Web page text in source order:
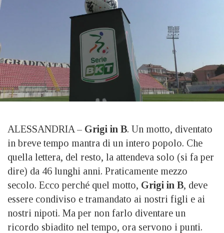
ALESSANDRIA – Grigi in B. Un motto, diventato
in breve tempo mantra di un intero popolo. Che
quella lettera, del resto, la attendeva solo (si fa per
dire) da 46 lunghi anni. Praticamente mezzo
secolo. Ecco perché quel motto, Grigi in B, deve
essere condiviso e tramandato ai nostri figli e ai
nostri nipoti. Ma per non farlo diventare un
ricordo sbiadito nel tempo, ora servono i punti.